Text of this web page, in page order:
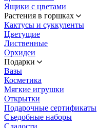
Ящики с цветами
Растения в горшках
Кактусы и суккуленты
Цветущие
Лиственные
Орхидеи
Подарки
Вазы
Косметика
Мягкие игрушки
Открытки
Подарочные сертификаты
Съедобные наборы
Сладости